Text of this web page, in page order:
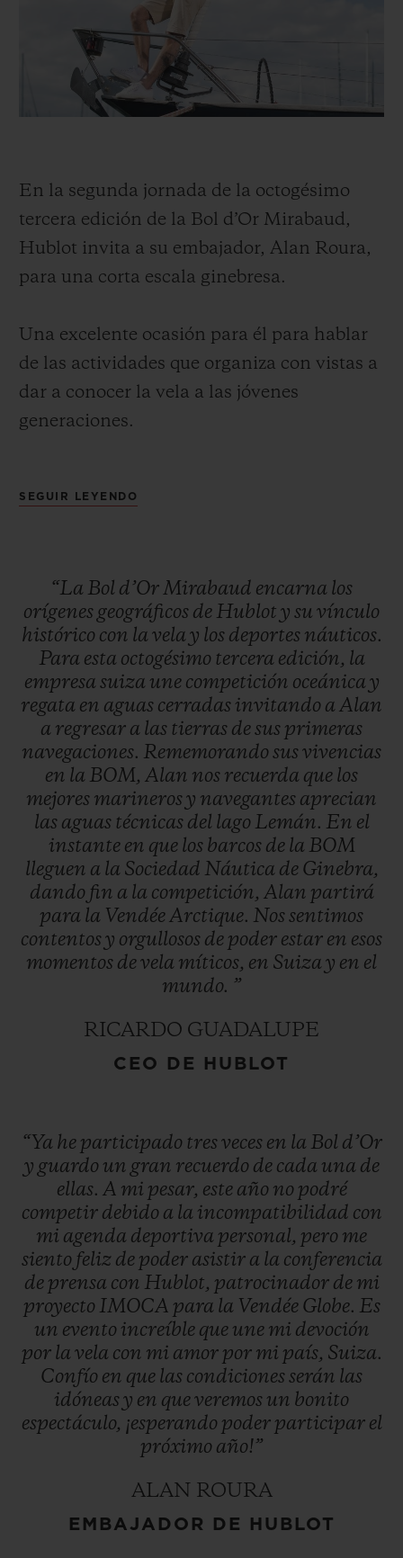
En la segunda jornada de la octogésimo
tercera edición de la Bol d’Or Mirabaud,
Hublot invita a su embajador, Alan Roura,
para una corta escala ginebresa.
Una excelente ocasión para él para hablar
de las actividades que organiza con vistas a
dar a conocer la vela a las jóvenes
generaciones.
Mirabaud desde 2013, Hublot ha
en mítica a la BOM: aguas azules y a veces
tranquilas cuando no sopla el viento que
contrastan con las aguas agitadas que
caracterizan una competición de renombre
compleja de gestionar.
SEGUIR LEYENDO
“La Bol d’OrMirabaud encarna los
orígenes geográficos de Hublot y su vínculo
histórico con la vela y los deportes náuticos.
Para esta octogésimo tercera edición, la
empresa suiza une competición oceánica y
regata en aguas cerradas invitando a Alan
a regresar a las tierras desus primeras
navegaciones. Rememorando susvivencias
en la BOM, Alan nos recuerda que los
mejores marinerosy navegantes aprecian
las aguas técnicas del lago Lemán. En el
instante en que los barcos de la BOM
lleguen a la Sociedad Náutica de Ginebra,
dando fin a la competición, Alan partirá
para la VendéeArctique. Nossentimos
contentosy orgullosos de poder estar en esos
momentos devela míticos, en Suiza y en el
mundo. ”
RICARDO GUADALUPE
CEO DE HUBLOT
“Ya he participado tresveces en la Bol d’Or
y guardo un gran recuerdo de cada una de
ellas. A mi pesar, este año no podré
competir debido a la incompatibilidad con
mi agenda deportiva personal, pero me
siento feliz de poder asistir a la conferencia
de prensa con Hublot, patrocinador de mi
proyecto IMOCA para la Vendée Globe. Es
un evento increíble que une mi devoción
por la vela con mi amor por mi país, Suiza.
Confío en que las condicionesserán las
idóneasy en queveremos un bonito
espectáculo, ¡esperando poder participar el
próximo año!”
ALAN ROURA
EMBAJADOR DE HUBLOT
COLORED CERAMIC
SERVICIOS EXCLUSIVOS
ESTUCHE DE REGALO
ENCONTRAR UNA